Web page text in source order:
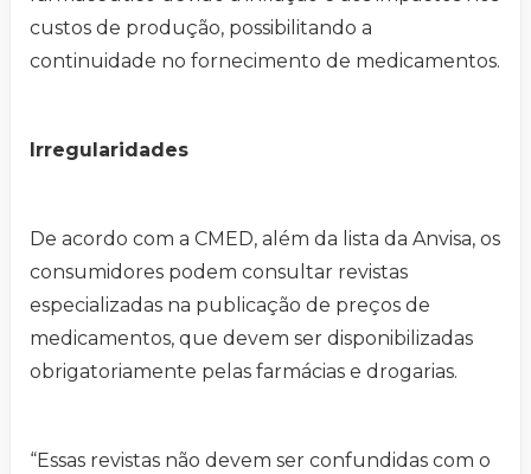
custos de produção, possibilitando a
continuidade no fornecimento de medicamentos.
Irregularidades
De acordo com a CMED, além da lista da Anvisa, os
consumidores podem consultar revistas
especializadas na publicação de preços de
medicamentos, que devem ser disponibilizadas
obrigatoriamente pelas farmácias e drogarias.
“Essas revistas não devem ser confundidas com o